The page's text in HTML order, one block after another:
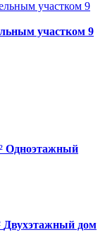
участком 9
Одноэтажный
Двухэтажный дом